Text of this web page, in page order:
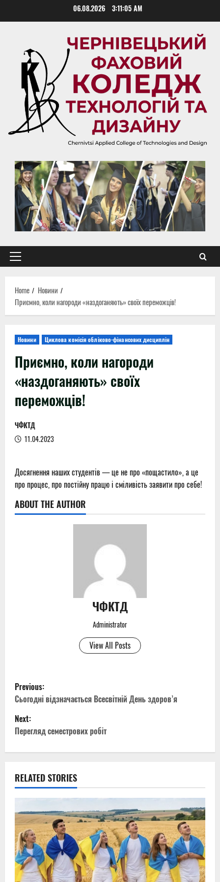
06.08.2026 3:11:05 AM
Primary
Home
Новини
Приємно, коли нагороди «наздоганяють» своїх переможців!
Новини Циклова комісія обліково-фінансових дисциплін
Приємно, коли нагороди
«наздоганяють» своїх
переможців!
ЧФКТД
11.04.2023
Досягнення наших студентів — це не про «пощастило», а це
про процес, про постійну працю і сміливість заявити про себе!
ABOUT THE AUTHOR
ЧФКТД
Administrator
View All Posts
P
o
s
a
v
i
g
a
Previous:
Сьогодні відзначається Всесвітній День здоров’я
Next:
Перегляд семестрових робіт
RELATED STORIES